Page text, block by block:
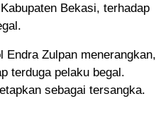
Bekasi, terhadap
Zulpan menerangkan,
terduga pelaku begal.
sebagai tersangka.